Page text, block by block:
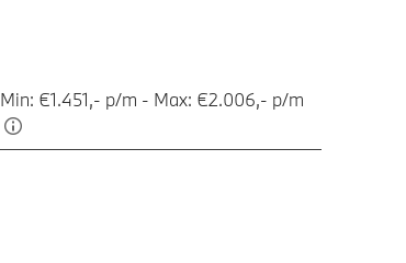
Min: €1.451,- p/m - Max: €2.006,- p/m